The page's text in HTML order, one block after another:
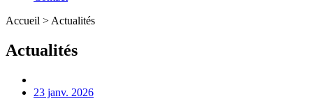
Accueil > Actualités
Actualités
23 janv. 2026